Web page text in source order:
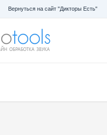
Вернуться на сайт "Дикторы Есть"